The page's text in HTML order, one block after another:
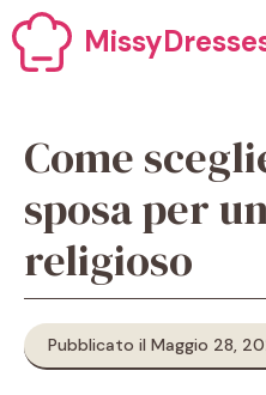
al
contenuto
Come
sposa per
religioso
Pubblicato il Maggio 28,